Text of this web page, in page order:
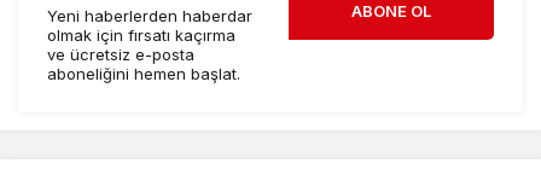
Yeni haberlerden haberdar
olmak için fırsatı kaçırma
ve ücretsiz e-posta
aboneliğini hemen başlat.
ABONE OL